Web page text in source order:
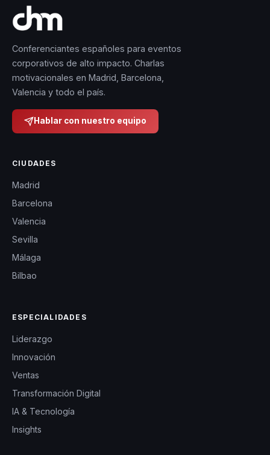
Conferenciantes españoles para eventos
corporativos de alto impacto. Charlas
motivacionales en Madrid, Barcelona,
Valencia y todo el país.
Hablar con nuestro equipo
CIUDADES
Madrid
Barcelona
Valencia
Sevilla
Málaga
Bilbao
ESPECIALIDADES
Liderazgo
Innovación
Ventas
Transformación Digital
IA & Tecnología
Insights